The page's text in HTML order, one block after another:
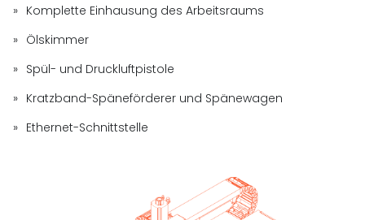
Komplette Einhausung des Arbeitsraums
Ölskimmer
Spül- und Druckluftpistole
Kratzband-Späneförderer und Spänewagen
Ethernet-Schnittstelle